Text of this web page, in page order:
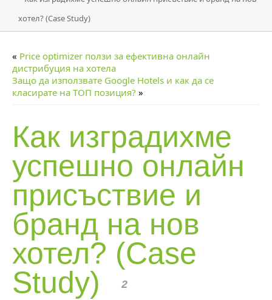
хотел? (Case Study)
« Price optimizer ползи за ефективна онлайн
дистрибуция на хотела
Защо да използвате Google Hotels и как да се
класирате на ТОП позиция? »
Как изградихме
успешно онлайн
присъствие и
бранд на нов
хотел? (Case
Study)
2